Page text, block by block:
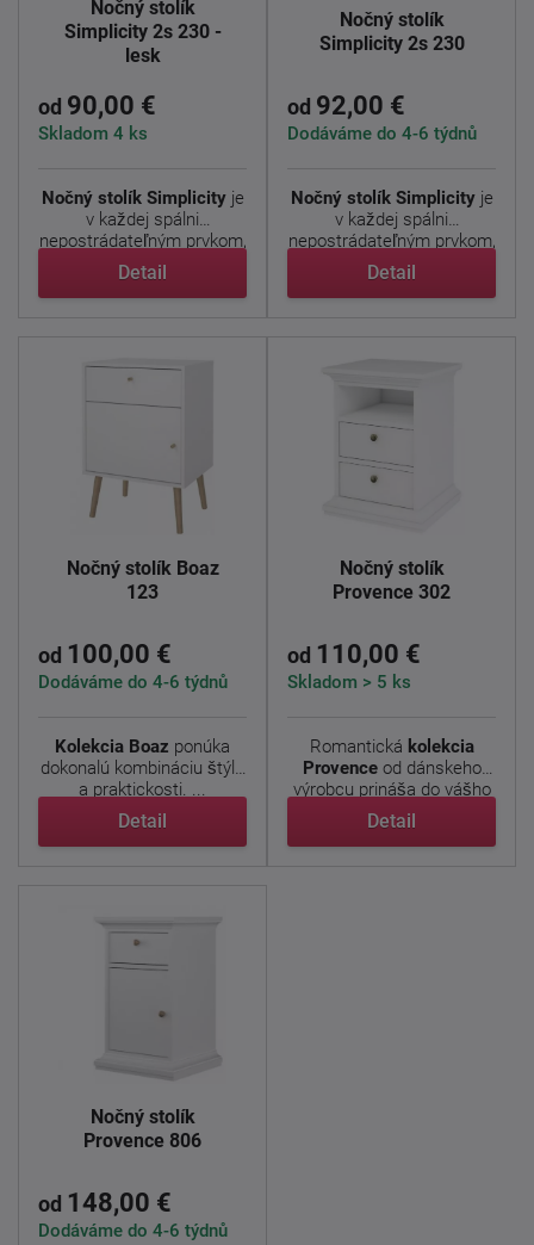
Nočný stolík
Simplicity 2s 230 -
lesk
od 90,00 €
Skladom 4 ks
Nočný stolík Simplicityje
v každej spálni
nepostrádateľným prvkom,
...
Detail
Nočný stolík
Simplicity 2s 230
od 92,00 €
Dodáváme do 4-6 týdnů
Nočný stolík Simplicityje
v každej spálni
nepostrádateľným prvkom,
...
Detail
Nočný stolík Boaz
123
od 100,00 €
Dodáváme do 4-6 týdnů
Kolekcia Boaz ponúka
dokonalú kombináciu štýlu
a praktickosti. ...
Detail
Nočný stolík
Provence 302
od 110,00 €
Skladom > 5 ks
Romantická kolekcia
Provenceod dánskeho
výrobcu prináša do vášho
...
Detail
Nočný stolík
Provence 806
od 148,00 €
Dodáváme do 4-6 týdnů